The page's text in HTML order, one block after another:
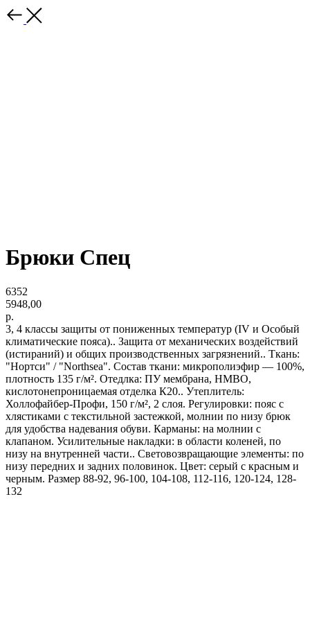
Брюки Спец
6352
5948,00
р.
3, 4 классы защиты от пониженных температур (IV и Особый
климатические пояса).. Защита от механических воздействий
(истираний) и общих производственных загрязнений.. Ткань:
"Нортси" / "Northsea". Состав ткани: микрополиэфир — 100%,
плотность 135 г/м². Отедлка: ПУ мембрана, НМВО,
кислотонепроницаемая отделка К20.. Утеплитель:
Холлофайбер-Профи, 150 г/м², 2 слоя. Регулировки: пояс с
хлястиками с текстильной застежкой, молнии по низу брюк
для удобства надевания обуви. Карманы: на молнии с
клапаном. Усилительные накладки: в области коленей, по
низу на внутренней части.. Световозвращающие элементы: по
низу передних и задних половинок. Цвет: серый с красным и
черным. Размер 88-92, 96-100, 104-108, 112-116, 120-124, 128-
132